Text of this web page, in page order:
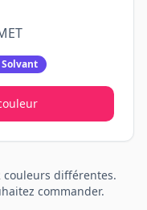
Solvant
couleurs différentes.
commander.